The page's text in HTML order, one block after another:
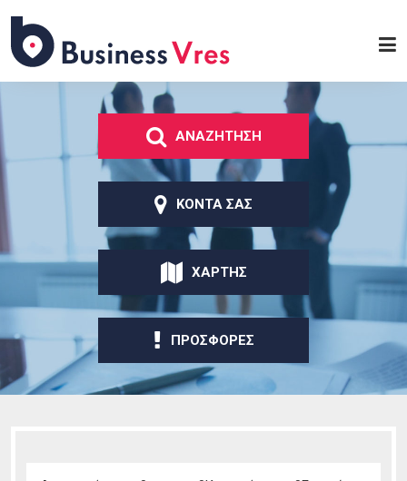
κυρίως περιεχόμενο
Business
ΑΝΑΖΗΤΗΣΗ
ΚΟΝΤΑ ΣΑΣ
ΧΑΡΤΗΣ
ΠΡΟΣΦΟΡΕΣ